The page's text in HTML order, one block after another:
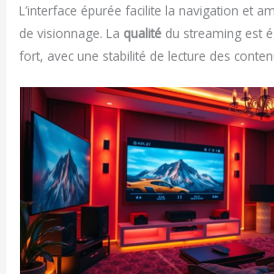
L’interface épurée facilite la navigation et
de visionnage. La qualité du streaming est
fort, avec une stabilité de lecture des